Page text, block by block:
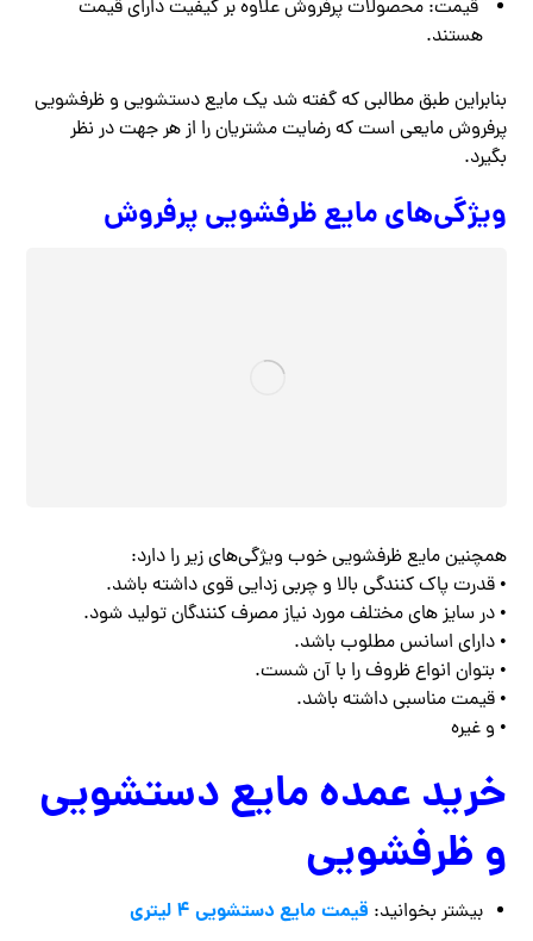
قیمت: محصولات پرفروش علاوه بر کیفیت دارای قیمت
هستند.
بنابراین طبق مطالبی که گفته شد یک مایع دستشویی و ظرفشویی
پرفروش مایعی است که رضایت مشتریان را از هر جهت در نظر
بگیرد.
ویژگی‌های مایع ظرفشویی پرفروش
همچنین مایع ظرفشویی خوب ویژگی‌های زیر را دارد:
• قدرت پاک کنندگی بالا و چربی زدایی قوی داشته باشد.
• در سایز های مختلف مورد نیاز مصرف کنندگان تولید شود.
• دارای اسانس مطلوب باشد.
• بتوان انواع ظروف را با آن شست.
• قیمت مناسبی داشته باشد.
• و غیره
خرید عمده مایع دستشویی
و ظرفشویی
بیشتر بخوانید: قیمت مایع دستشویی 4 لیتری